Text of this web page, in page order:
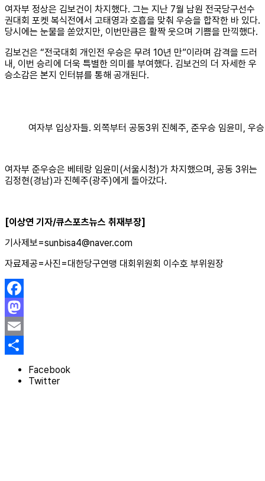
여자부 정상은 김보건이 차지했다. 그는 지난 7월 남원 전국당구선수
권대회 포켓 복식전에서 고태영과 호흡을 맞춰 우승을 합작한 바 있다.
당시에는 눈물을 쏟았지만, 이번만큼은 활짝 웃으며 기쁨을 만끽했다.
김보건은 “전국대회 개인전 우승은 무려 10년 만”이라며 감격을 드러
내, 이번 승리에 더욱 특별한 의미를 부여했다. 김보건의 더 자세한 우
승소감은 본지 인터뷰를 통해 공개된다.
여자부 입상자들. 외쪽부터 공동3위 진혜주, 준우승 임윤미, 우
여자부 준우승은 베테랑 임윤미(서울시청)가 차지했으며, 공동 3위는
김정현(경남)과 진혜주(광주)에게 돌아갔다.
[이상연 기자/큐스포츠뉴스 취재부장]
기사제보=sunbisa4@naver.com
자료제공=사진=대한당구연맹 대회위원회 이수호 부위원장
Facebook
Mastodon
Email
Share
Facebook
Twitter